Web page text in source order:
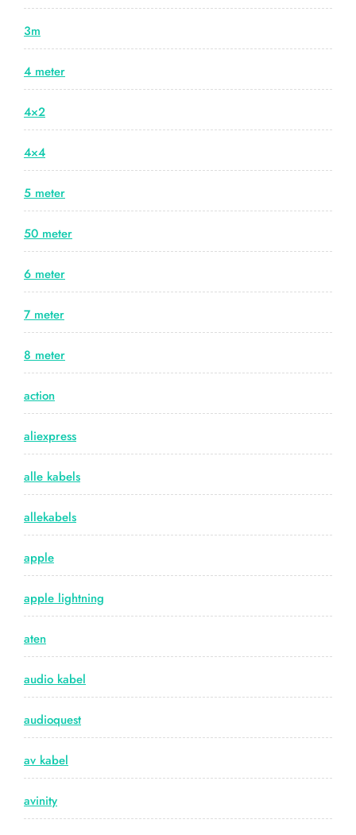
3m
4 meter
4×2
4×4
5 meter
50 meter
6 meter
7 meter
8 meter
action
aliexpress
alle kabels
allekabels
apple
apple lightning
aten
audio kabel
audioquest
av kabel
avinity